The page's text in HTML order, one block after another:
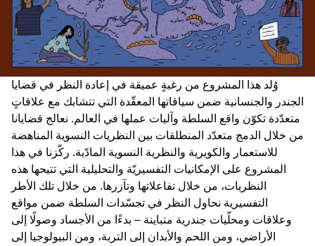
وُلد هذا المشروع من رغبةٍ عميقة في إعادة النظر في قضايا
الجندر والجنسانية ضمن سياقاتها المعقّدة التي تتشابك مع علاقاتٍ
متعدّدة تكوّن واقع السلطة وآليات عملها في العالم. نعالج قضايانا
من خلال الدمج متعدّد المنطلقات بين النظريات النسوية المناهضة
للاستعمار والكويرية والنظرية النسوية المادّية. ركّزنا في هذا
المشروع على الإمكانيات التفسيريّة والتحليلية التي تتيحها هذه
النظريات، من خلال تفاعلاتها وتآزرها. من خلال تلك الأطر
التفسيرية نحاول النظر في تجسّدات السلطة ضمن مواقع
وعلاقات ومحلّيات جندرية متباينة – بدءًا من الأجساد وصولًا إلى
الأراضي، ومن اللحم والأبدان إلى التربة، ومن البيولوجيا إلى